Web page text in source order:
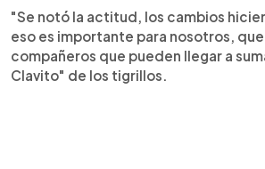
"Se notó la actitud, los cambios
eso es importante para nosotros,
compañeros que pueden llegar a
Clavito" de los tigrillos.